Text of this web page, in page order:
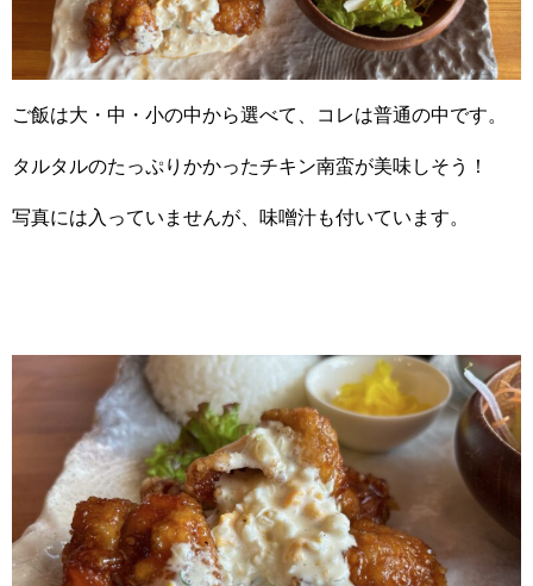
ご飯は大・中・小の中から選べて、コレは普通の中です。
タルタルのたっぷりかかったチキン南蛮が美味しそう！
写真には入っていませんが、味噌汁も付いています。